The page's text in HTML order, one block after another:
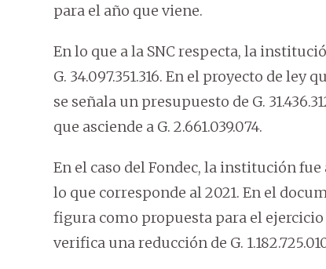
para el año que viene.
En lo que a la SNC respecta, la
G. 34.097.351.316. En el proyecto de
se señala un presupuesto de G.
que asciende a G. 2.661.039.074.
En el caso del Fondec, la institución fue
lo que corresponde al 2021. En el
figura como propuesta para el ejercicio
verifica una reducción de G.